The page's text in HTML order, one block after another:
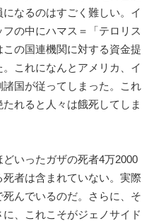
なるのはすごく難しい。イ
の中にハマス＝「テロリス
この国連機関に対する資金提
これになんとアメリカ、イ
国が従ってしまった。これ
れると人々は餓死してしま
いったガザの死者4万2000
者は含まれていない。実際
んでいるのだ。さらに、そ
、これこそがジェノサイド